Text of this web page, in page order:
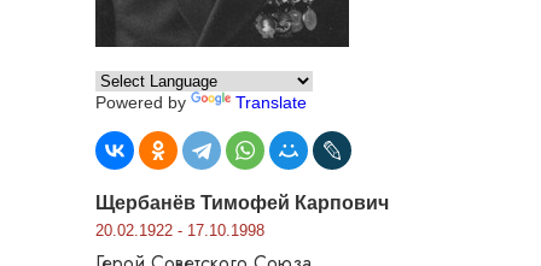
Powered by Translate
Щербанёв Тимофей Карпович
20.02.1922 - 17.10.1998